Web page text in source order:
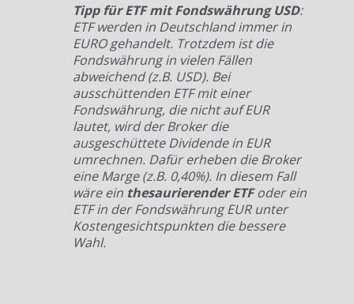
Tipp für ETF mit Fondswährung USD:
ETF werden in Deutschland immer in
EURO gehandelt. Trotzdem ist die
Fondswährung in vielen Fällen
abweichend (z.B. USD). Bei
ausschüttenden ETF mit einer
Fondswährung, die nicht auf EUR
lautet, wird der Broker die
ausgeschüttete Dividende in EUR
umrechnen. Dafür erheben die Broker
eine Marge (z.B. 0,40%). In diesem Fall
wäre ein thesaurierender ETFoder ein
ETF in der Fondswährung EUR unter
Kostengesichtspunkten die bessere
Wahl.